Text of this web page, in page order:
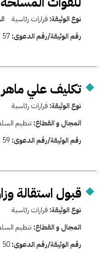
نوع الوثيقة: قرارات رئاسية
رقم الوثيقة/رقم الدعوى:57
تكليف علي ماهر
نوع الوثيقة: قرارات رئاسية
المجال و القطاع: تنظيم
رقم الوثيقة/رقم الدعوى: 59
قبول استقالة
نوع الوثيقة: قرارات رئاسية
المجال و القطاع: تنظيم
رقم الوثيقة/رقم الدعوى:50